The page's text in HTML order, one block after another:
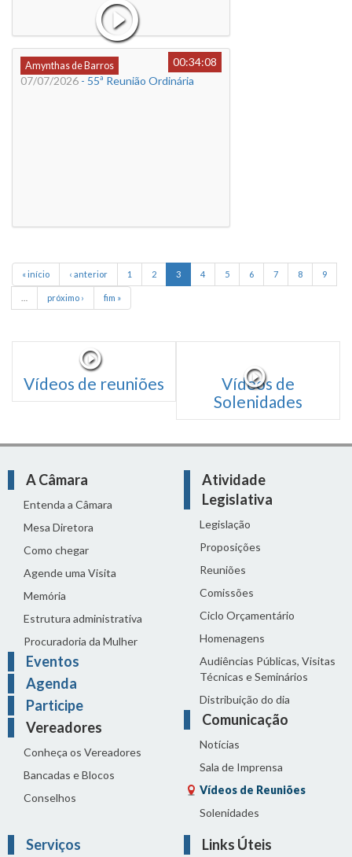
Amynthas de Barros
00:34:08
07/07/2026 - 55ª Reunião Ordinária
« início ‹ anterior 1 2 3 4 5 6 7 8 9
próximo › fim »
Vídeos de reuniões
Vídeos de
Solenidades
A Câmara
Entenda a Câmara
Mesa Diretora
Como chegar
Agende uma Visita
Memória
Estrutura administrativa
Procuradoria da Mulher
Eventos
Agenda
Participe
Vereadores
Conheça os Vereadores
Bancadas e Blocos
Conselhos
Atividade
Legislativa
Legislação
Proposições
Reuniões
Comissões
Ciclo Orçamentário
Homenagens
Audiências Públicas, Visitas
Técnicas e Seminários
Distribuição do dia
Comunicação
Notícias
Sala de Imprensa
Vídeos de Reuniões
Solenidades
Serviços Links Úteis